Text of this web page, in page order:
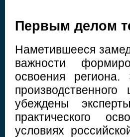
Первым делом
Наметившееся
важности
освоения
убеждены
практического
условиях